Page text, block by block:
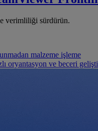
verimliliği sürdürün.
malzeme işleme
oryantasyon ve beceri